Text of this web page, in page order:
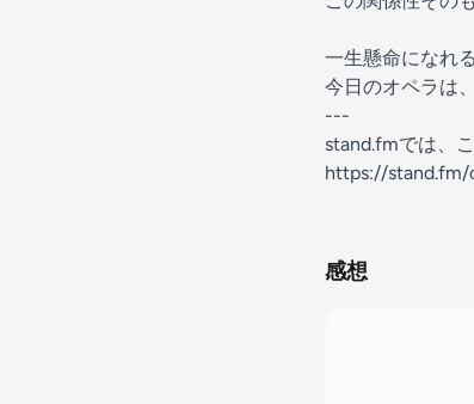
一生懸命になれ
今日のオペラは
---
stand.fmでは、
https://stand.fm/
感想